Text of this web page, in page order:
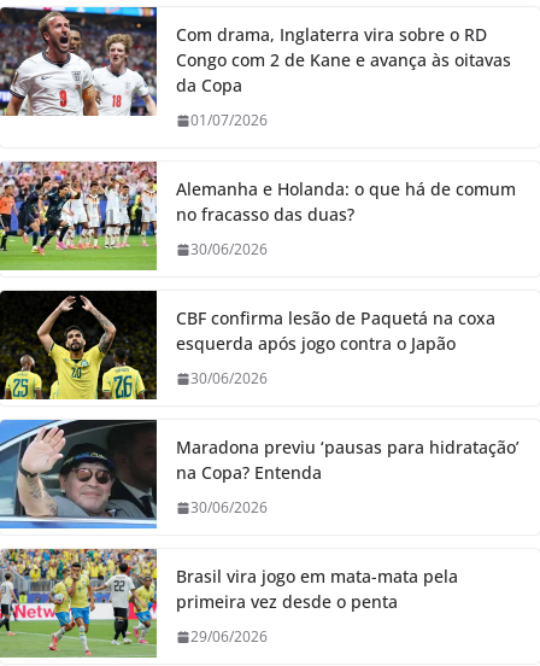
Com drama, Inglaterra vira sobre o RD
Congo com 2 de Kane e avança às oitavas
da Copa
01/07/2026
Alemanha e Holanda: o que há de comum
no fracasso das duas?
30/06/2026
CBF confirma lesão de Paquetá na coxa
esquerda após jogo contra o Japão
30/06/2026
Maradona previu ‘pausas para hidratação’
na Copa? Entenda
30/06/2026
Brasil vira jogo em mata-mata pela
primeira vez desde o penta
29/06/2026